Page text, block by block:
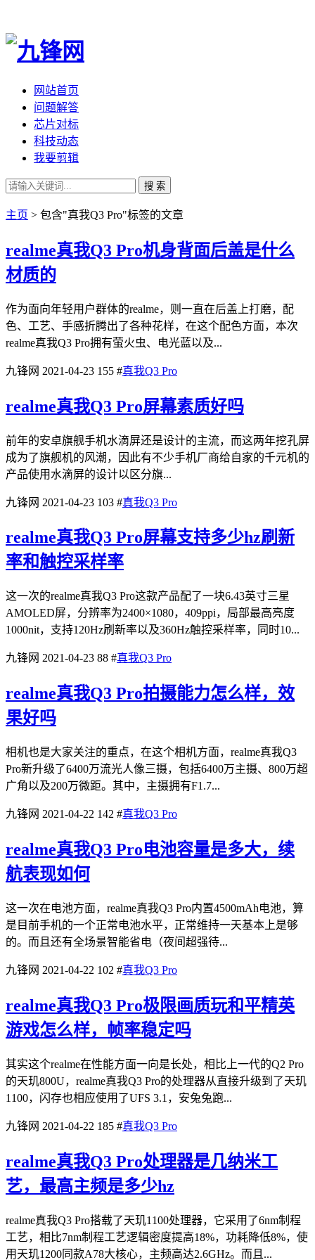
网站首页
问题解答
芯片对标
科技动态
我要剪辑
搜 索
主页 > 包含"真我Q3 Pro"标签的文章
realme真我Q3 Pro机身背面后盖是什么
材质的
作为面向年轻用户群体的realme，则一直在后盖上打磨，配
色、工艺、手感折腾出了各种花样，在这个配色方面，本次
realme真我Q3 Pro拥有萤火虫、电光蓝以及...
九锋网 2021-04-23 155 #真我Q3 Pro
realme真我Q3 Pro屏幕素质好吗
前年的安卓旗舰手机水滴屏还是设计的主流，而这两年挖孔屏
成为了旗舰机的风潮，因此有不少手机厂商给自家的千元机的
产品使用水滴屏的设计以区分旗...
九锋网 2021-04-23 103 #真我Q3 Pro
realme真我Q3 Pro屏幕支持多少hz刷新
率和触控采样率
这一次的realme真我Q3 Pro这款产品配了一块6.43英寸三星
AMOLED屏，分辨率为2400×1080，409ppi，局部最高亮度
1000nit，支持120Hz刷新率以及360Hz触控采样率，同时10...
九锋网 2021-04-23 88 #真我Q3 Pro
realme真我Q3 Pro拍摄能力怎么样，效
果好吗
相机也是大家关注的重点，在这个相机方面，realme真我Q3
Pro新升级了6400万流光人像三摄，包括6400万主摄、800万超
广角以及200万微距。其中，主摄拥有F1.7...
九锋网 2021-04-22 142 #真我Q3 Pro
realme真我Q3 Pro电池容量是多大，续
航表现如何
这一次在电池方面，realme真我Q3 Pro内置4500mAh电池，算
是目前手机的一个正常电池水平，正常维持一天基本上是够
的。而且还有全场景智能省电（夜间超强待...
九锋网 2021-04-22 102 #真我Q3 Pro
realme​真我Q3 Pro极限画质玩和平精英
游戏怎么样，帧率稳定吗
其实这个realme在性能方面一向是长处，相比上一代的Q2 Pro
的天玑800U，realme​真我Q3 Pro的处理器从直接升级到了天玑
1100，闪存也相应使用了UFS 3.1，安兔兔跑...
九锋网 2021-04-22 185 #真我Q3 Pro
realme真我Q3 Pro处理器是几纳米工
艺，最高主频是多少hz
realme真我Q3 Pro搭载了天玑1100处理器，它采用了6nm制程
工艺，相比7nm制程工艺逻辑密度提高18%，功耗降低8%，使
用天玑1200同款A78大核心，主频高达2.6GHz。而且...